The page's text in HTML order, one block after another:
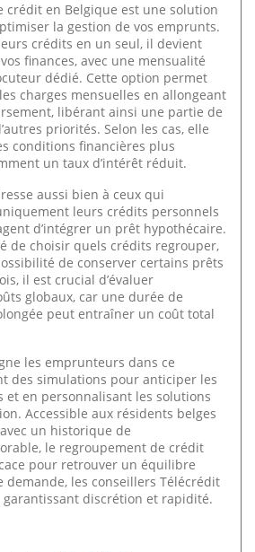
crédit en Belgique est une solution
la gestion de vos emprunts.
crédits en un seul, il devient
finances, avec une mensualité
dédié. Cette option permet
charges mensuelles en allongeant
libérant ainsi une partie de
priorités. Selon les cas, elle
conditions financières plus
un taux d’intérêt réduit.
aussi bien à ceux qui
leurs crédits personnels
d’intégrer un prêt hypothécaire.
de choisir quels crédits regrouper,
de conserver certains prêts
il est crucial d’évaluer
globaux, car une durée de
peut entraîner un coût total
les emprunteurs dans ce
des simulations pour anticiper les
et en personnalisant les solutions
Accessible aux résidents belges
un historique de
le regroupement de crédit
pour retrouver un équilibre
demande, les conseillers Télécrédit
discrétion et rapidité.